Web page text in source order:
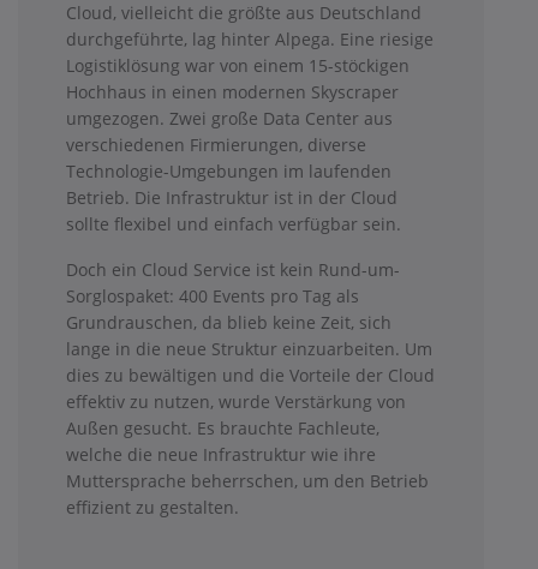
Cloud, vielleicht die größte aus Deutschland
durchgeführte, lag hinter Alpega. Eine riesige
Logistiklösung war von einem 15-stöckigen
Hochhaus in einen modernen Skyscraper
umgezogen. Zwei große Data Center aus
verschiedenen Firmierungen, diverse
Technologie-Umgebungen im laufenden
Betrieb. Die Infrastruktur ist in der Cloud
sollte flexibel und einfach verfügbar sein.
Doch ein Cloud Service ist kein Rund-um-
Sorglospaket: 400 Events pro Tag als
Grundrauschen, da blieb keine Zeit, sich
lange in die neue Struktur einzuarbeiten. Um
dies zu bewältigen und die Vorteile der Cloud
effektiv zu nutzen, wurde Verstärkung von
Außen gesucht. Es brauchte Fachleute,
welche die neue Infrastruktur wie ihre
Muttersprache beherrschen, um den Betrieb
effizient zu gestalten.